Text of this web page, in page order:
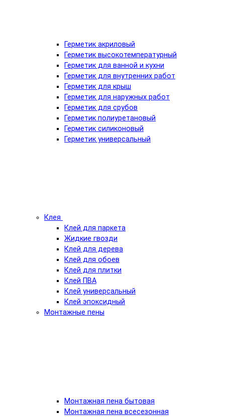
Герметик акриловый
Герметик высокотемпературный
Герметик для ванной и кухни
Герметик для внутренних работ
Герметик для крыш
Герметик для наружных работ
Герметик для срубов
Герметик полиуретановый
Герметик силиконовый
Герметик универсальный
Клея
Клей для паркета
Жидкие гвозди
Клей для дерева
Клей для обоев
Клей для плитки
Клей ПВА
Клей универсальный
Клей эпоксидный
Монтажные пены
Монтажная пена бытовая
Монтажная пена всесезонная